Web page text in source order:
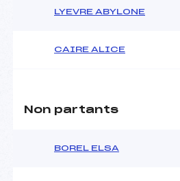
LYEVRE ABYLONE
CAIRE ALICE
Non partants
BOREL ELSA